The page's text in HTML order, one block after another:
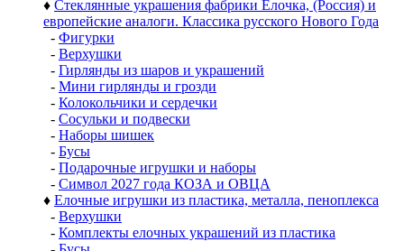
♦ Стеклянные украшения фабрики Ёлочка, (Россия) и
европейские аналоги. Классика русского Нового Года
- Фигурки
- Верхушки
- Гирлянды из шаров и украшений
- Мини гирлянды и грозди
- Колокольчики и сердечки
- Сосульки и подвески
- Наборы шишек
- Бусы
- Подарочные игрушки и наборы
- Символ 2027 года КОЗА и ОВЦА
♦ Елочные игрушки из пластика, металла, пеноплекса
- Верхушки
- Комплекты елочных украшений из пластика